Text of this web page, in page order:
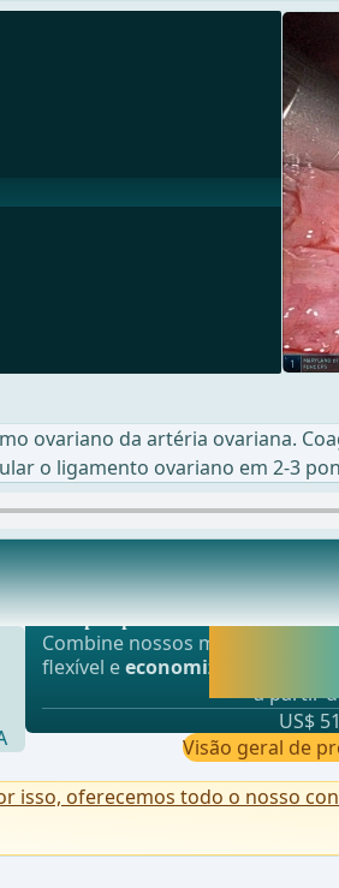
ovariano da artéria ovariana.
o ligamento ovariano em 2-3
largo dorsal. Cuidados são
Oferta mais popular
webop - Sparflex
Combine nossos módulos de
flexível eeconomize até 50%
a partir
US$
Visão geral de
isso, oferecemos todo o nosso